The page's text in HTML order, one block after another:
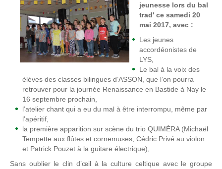
jeunesse lors du bal
trad' ce samedi 20
mai 2017, avec :
Les jeunes
accordéonistes de
LYS,
Le bal à la voix des
élèves des classes bilingues d’ASSON, que l’on pourra
retrouver pour la journée Renaissance en Bastide à Nay le
16 septembre prochain,
l’atelier chant qui a eu du mal à être interrompu, même par
l’apéritif,
la première apparition sur scène du trio QUIMÈRA (Michaël
Tempette aux flûtes et cornemuses, Cédric Privé au violon
et Patrick Pouzet à la guitare électrique),
Sans oublier le clin d’œil à la culture celtique avec le groupe